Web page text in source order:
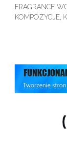
FRAGRANCE
KOMPOZYCJE,